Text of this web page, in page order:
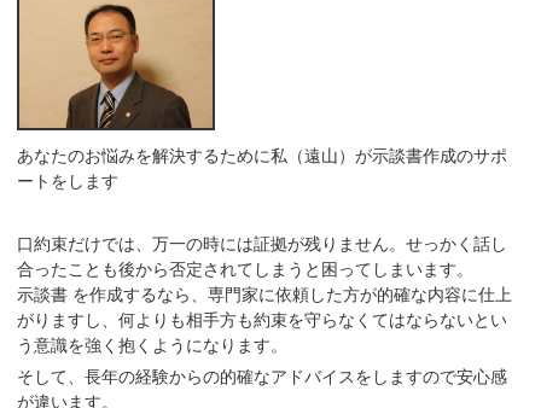
あなたのお悩みを解決するために私（遠山）が示談書作成のサポ
ートをします
口約束だけでは、万一の時には証拠が残りません。せっかく話し
合ったことも後から否定されてしまうと困ってしまいます。
示談書 を作成するなら、専門家に依頼した方が的確な内容に仕上
がり ますし、何よりも相手方も約束を守らなくてはならないとい
う意識を強く抱くようになります。
そして、長年の経験からの的確なアドバイスをしますので安心感
が違います。